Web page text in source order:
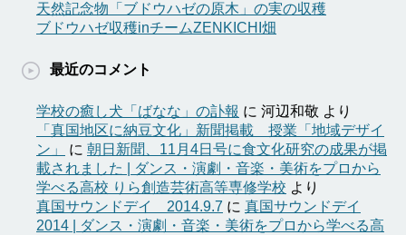
天然記念物「ブドウハゼの原木」の実の収穫
ブドウハゼ収穫inチームZENKICHI畑
最近のコメント
学校の癒し犬「ばなな」の訃報 に 河辺和敬 より
「真国地区に納豆文化」新聞掲載 授業「地域デザイ
ン」
に 朝日新聞、11月4日号に食文化研究の成果が掲
載されました | ダンス・演劇・音楽・美術をプロから
学べる高校 りら創造芸術高等専修学校 より
真国サウンドデイ 2014.9.7 に 真国サウンドデイ
2014 | ダンス・演劇・音楽・美術をプロから学べる高